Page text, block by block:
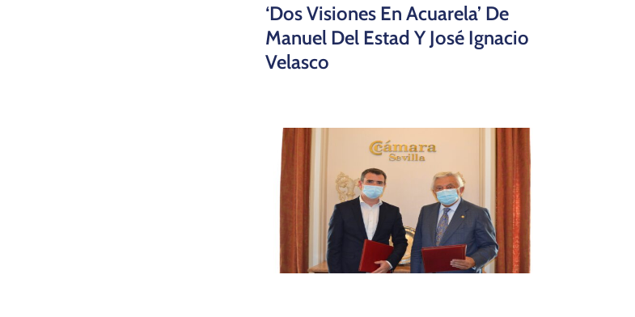
‘Dos Visiones En Acuarela’ De
Manuel Del Estad Y José Ignacio
Velasco